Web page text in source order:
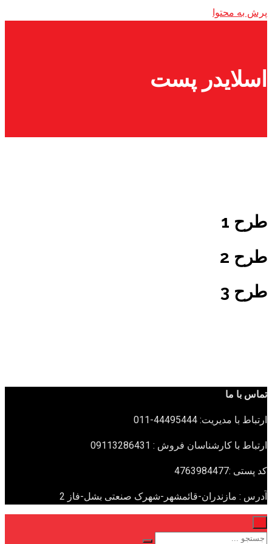
پرش به محتوا
اسلایدر پست
طرح 1
طرح 2
طرح 3
تماس با ما
ارتباط با مدیریت: 44495444-011
ارتباط با کارشناسان فروش : 09113286431
کد پستی :4763984477
آدرس : مازندران-قائمشهر-شهرک صنعتی بشل-فاز 2